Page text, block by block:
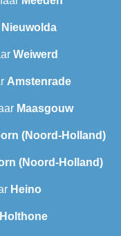
Nieuwolda
Weiwerd
Amstenrade
Maasgouw
(Noord-Holland)
(Noord-Holland)
Heino
Holthone